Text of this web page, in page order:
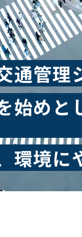
通管理
始めと
環境に